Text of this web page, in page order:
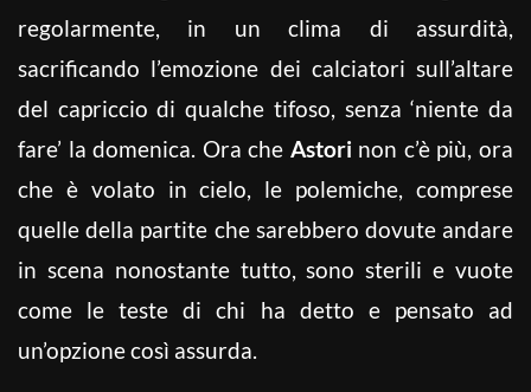
regolarmente, in un clima di assurdità,
sacrificando l’emozione dei calciatori sull’altare
del capriccio di qualche tifoso, senza ‘niente da
fare’ la domenica. Ora che Astori non c’è più, ora
che è volato in cielo, le polemiche, comprese
quelle della partite che sarebbero dovute andare
in scena nonostante tutto, sono sterili e vuote
come le teste di chi ha detto e pensato ad
un’opzione così assurda.